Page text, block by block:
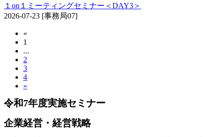
１on１ミーティングセミナー＜DAY3＞
2026-07-23 [事務局07]
«
1
...
2
3
4
»
令和7年度実施セミナー
企業経営・経営戦略